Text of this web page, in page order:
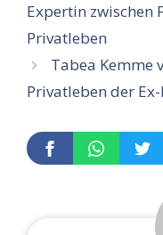
Expertin zwischen
Privatleben
Tabea Kemme
Privatleben der